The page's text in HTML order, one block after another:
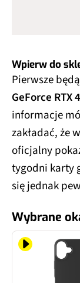
Wpierw do
Pierwsze
GeForce RTX
informacje
zakładać, że
oficjalny
tygodni karty
się jednak
Wybrane